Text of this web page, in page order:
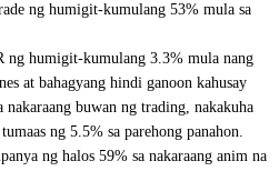
ng humigit-kumulang 53% mula sa
ng humigit-kumulang 3.3% mula nang
at bahagyang hindi ganoon kahusay
nakaraang buwan ng trading, nakakuha
ng 5.5% sa parehong panahon.
ng halos 59% sa nakaraang anim na